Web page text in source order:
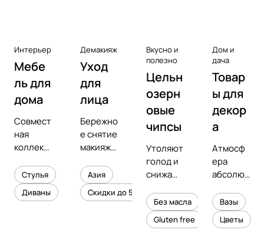
Интерьер
Мебе
ль для
дома
Совмест
ная
коллекц
предмет
ным
дизайне
Стулья
Диваны
Демакияж
Уход
для
лица
Бережно
е снятие
макияжа
увлажне
ние
кожи
Азия
Скидки до 50%
Вкусно и
полезно
Цельн
озерн
овые
чипсы
Утоляют
голод и
снижают
холесте
рина
Без масла
Gluten free
Дом и
дача
Товар
ы для
декор
а
Атмосф
ера
абсолют
уюта в
вашем
интерье
Вазы
Цветы